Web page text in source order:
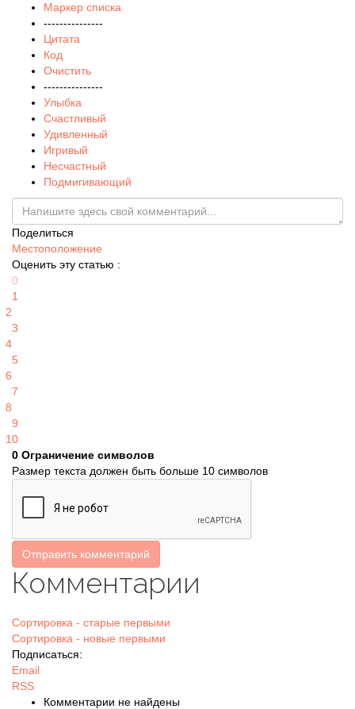
Маркер списка
---------------
Цитата
Код
Очистить
---------------
Улыбка
Счастливый
Удивленный
Игривый
Несчастный
Подмигивающий
Поделиться
Местоположение
Оценить эту статью :
0
1
2
3
4
5
6
7
8
9
10
0 Ограничение символов
Размер текста должен быть больше 10 символов
Отправить комментарий
Комментарии
Сортировка - старые первыми
Сортировка - новые первыми
Подписаться:
Email
RSS
Комментарии не найдены